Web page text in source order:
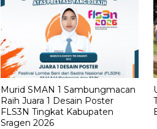
Murid SMAN 1 Sambungmacan
Raih Juara 1 Desain Poster
FLS3N Tingkat Kabupaten
Sragen 2026